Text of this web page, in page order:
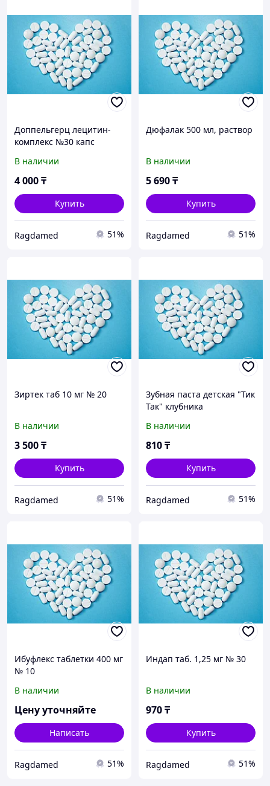
Доппельгерц лецитин-
комплекс №30 капс
В наличии
4 000₸
Купить
Ragdamed 51%
Дюфалак 500 мл, раствор
В наличии
5 690₸
Купить
Ragdamed 51%
Зиртек таб 10 мг № 20
В наличии
3 500₸
Купить
Ragdamed 51%
Зубная паста детская "Тик
Так" клубника
В наличии
810₸
Купить
Ragdamed 51%
Ибуфлекс таблетки 400 мг
№ 10
В наличии
Цену уточняйте
Написать
Ragdamed 51%
Индап таб. 1,25 мг № 30
В наличии
970₸
Купить
Ragdamed 51%